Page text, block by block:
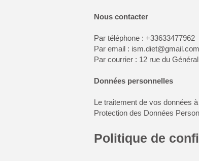
Nous contacter
Par téléphone : +33633477962
Par email : ism.diet@gmail.com
Par courrier : 12 rue du
Données personnelles
Le traitement de vos données
Protection des Données
Politique de c